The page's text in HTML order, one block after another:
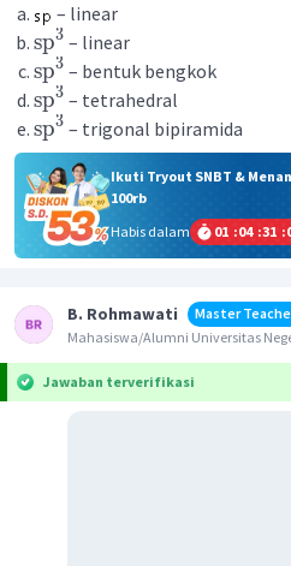
– linear
sp3 – linear
sp3 – bentuk bengkok
sp3 – tetrahedral
sp3 – trigonal bipiramida
Ikuti Tryout SNBT &
100rb
Habis dalam
01 :04 :31 :
B. Rohmawati
Master
Mahasiswa/Alumni Universitas
Jawaban terverifikasi